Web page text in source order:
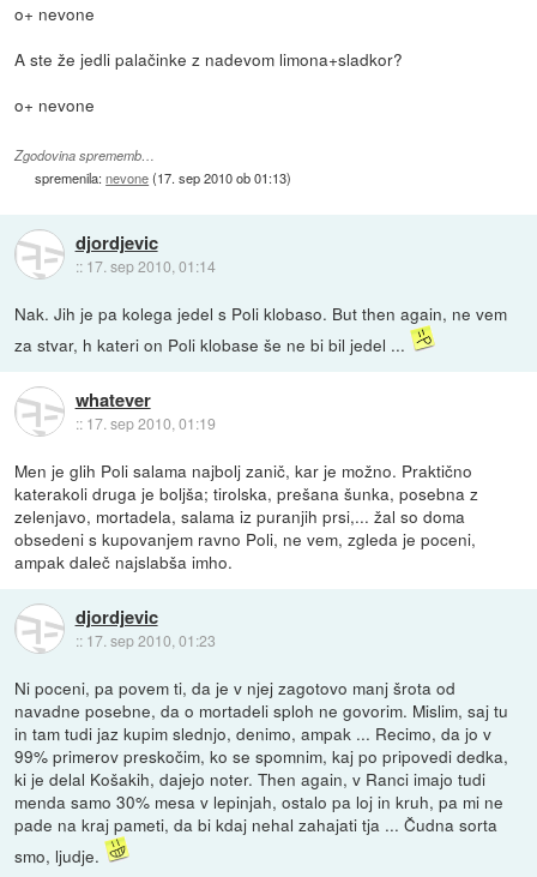
o+ nevone
A ste že jedli palačinke z nadevom limona+sladkor?
o+ nevone
Zgodovina sprememb…
spremenila:nevone(17. sep 2010 ob 01:13)
djordjevic
:: 17. sep 2010, 01:14
Nak. Jih je pa kolega jedel s Poli klobaso. But then again, ne vem
za stvar, h kateri on Poli klobase še ne bi bil jedel ...
whatever
:: 17. sep 2010, 01:19
Men je glih Poli salama najbolj zanič, kar je možno. Praktično
katerakoli druga je boljša; tirolska, prešana šunka, posebna z
zelenjavo, mortadela, salama iz puranjih prsi,... žal so doma
obsedeni s kupovanjem ravno Poli, ne vem, zgleda je poceni,
ampak daleč najslabša imho.
djordjevic
:: 17. sep 2010, 01:23
Ni poceni, pa povem ti, da je v njej zagotovo manj šrota od
navadne posebne, da o mortadeli sploh ne govorim. Mislim, saj tu
in tam tudi jaz kupim slednjo, denimo, ampak ... Recimo, da jo v
99% primerov preskočim, ko se spomnim, kaj po pripovedi dedka,
ki je delal Košakih, dajejo noter. Then again, v Ranci imajo tudi
menda samo 30% mesa v lepinjah, ostalo pa loj in kruh, pa mi ne
pade na kraj pameti, da bi kdaj nehal zahajati tja ... Čudna sorta
smo, ljudje.